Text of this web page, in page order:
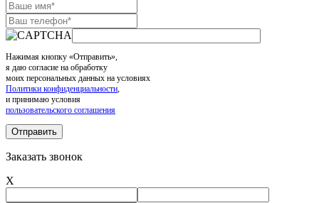
Нажимая кнопку «Отправить»,
я даю согласие на обработку
моих персональных данных на условиях
Политики конфиденциальности,
и принимаю условия
пользовательского соглашения
Заказать звонок
X